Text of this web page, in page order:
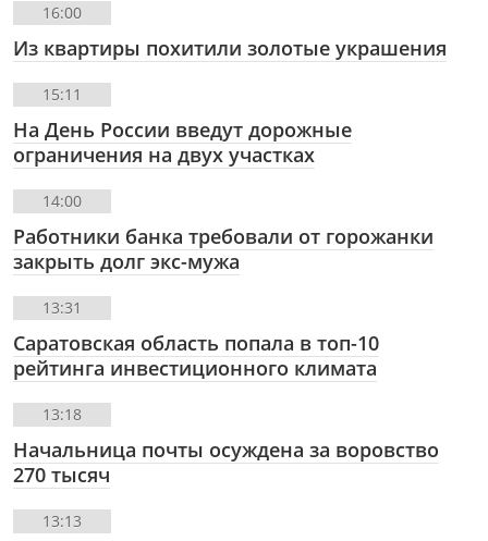
16:00
Из квартиры похитили золотые украшения
15:11
На День России введут дорожные
ограничения на двух участках
14:00
Работники банка требовали от горожанки
закрыть долг экс-мужа
13:31
Саратовская область попала в топ-10
рейтинга инвестиционного климата
13:18
Начальница почты осуждена за воровство
270 тысяч
13:13